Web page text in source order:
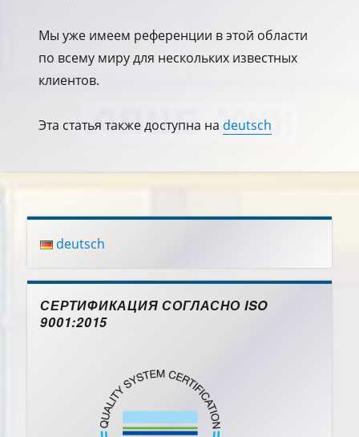
Мы уже имеем референции в этой области
по всему миру для нескольких известных
клиентов.
Эта статья также доступна на deutsch
deutsch
СЕРТИФИКАЦИЯ СОГЛАСНО ISO
9001:2015